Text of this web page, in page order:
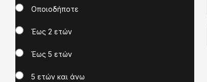
Χρονολογία
Οποιοδήποτε
Έως 2 ετών
Έως 5 ετών
5 ετών και άνω